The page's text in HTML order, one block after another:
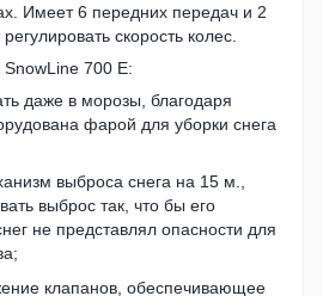
Имеет 6 передних передач и 2
скорость колес.
700 E:
даже в морозы, благодаря
фарой для уборки снега
выброса снега на 15 м.,
выброс так, что бы его
не представлял опасности для
клапанов, обеспечивающее